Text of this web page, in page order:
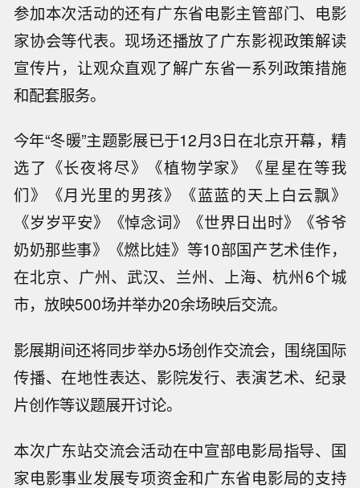
参加本次活动的还有广东省电影主管部门、电影
家协会等代表。现场还播放了广东影视政策解读
宣传片，让观众直观了解广东省一系列政策措施
和配套服务。
今年“冬暖”主题影展已于12月3日在北京开幕，精
选了《长夜将尽》《植物学家》《星星在等我
们》《月光里的男孩》《蓝蓝的天上白云飘》
《岁岁平安》《悼念词》《世界日出时》《爷爷
奶奶那些事》《燃比娃》等10部国产艺术佳作，
在北京、广州、武汉、兰州、上海、杭州6个城
市，放映500场并举办20余场映后交流。
影展期间还将同步举办5场创作交流会，围绕国际
传播、在地性表达、影院发行、表演艺术、纪录
片创作等议题展开讨论。
本次广东站交流会活动在中宣部电影局指导、国
家电影事业发展专项资金和广东省电影局的支持